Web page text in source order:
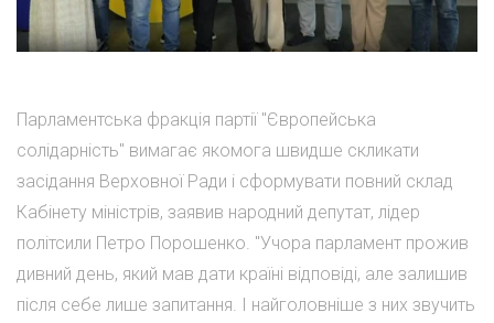
Парламентська фракція партії "Європейська
солідарність" вимагає якомога швидше скликати
засідання Верховної Ради і сформувати повний склад
Кабінету міністрів, заявив народний депутат, лідер
політсили Петро Порошенко. "Учора парламент прожив
дивний день, який мав дати країні відповіді, але залишив
після себе лише запитання. І найголовніше з них звучить